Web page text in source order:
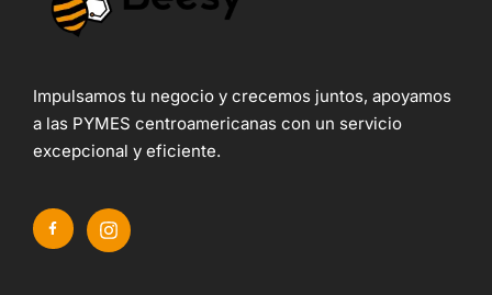
Impulsamos tu negocio y crecemos juntos, apoyamos
a las PYMES centroamericanas con un servicio
excepcional y eficiente.